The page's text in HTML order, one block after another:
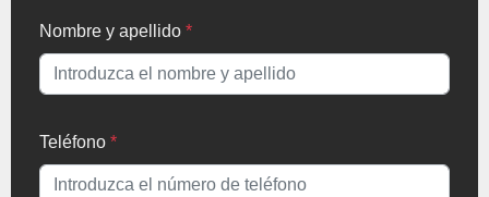
Nombre y apellido *
Teléfono *